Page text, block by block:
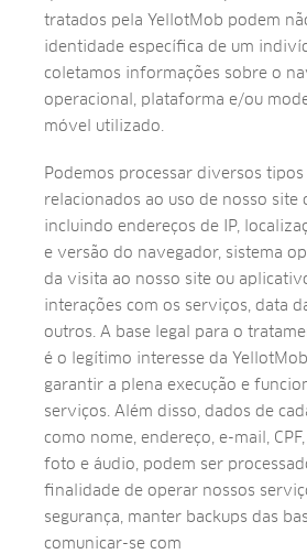
tratados pela YellotMob podem
identidade específica de um
coletamos informações sobre o
operacional, plataforma e/ou
móvel utilizado.
Podemos processar diversos
relacionados ao uso de nosso site
incluindo endereços de IP,
e versão do navegador, sistema
da visita ao nosso site ou
interações com os serviços, data
outros. A base legal para o
é o legítimo interesse da
garantir a plena execução e
serviços. Além disso, dados de
como nome, endereço, e-mail,
foto e áudio, podem ser
finalidade de operar nossos
segurança, manter backups das
comunicar-se com